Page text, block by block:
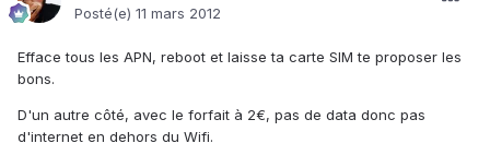
Posté(e) 11 mars 2012
Efface tous les APN, reboot et laisse ta carte SIM te proposer les
bons.
D'un autre côté, avec le forfait à 2€, pas de data donc pas
d'internet en dehors du Wifi.